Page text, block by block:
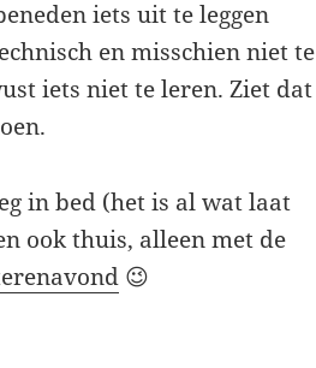
iets uit te leggen
en misschien niet te
iets niet te leren. Ziet dat
in bed (het is al wat laat
ook thuis, alleen met de
😉